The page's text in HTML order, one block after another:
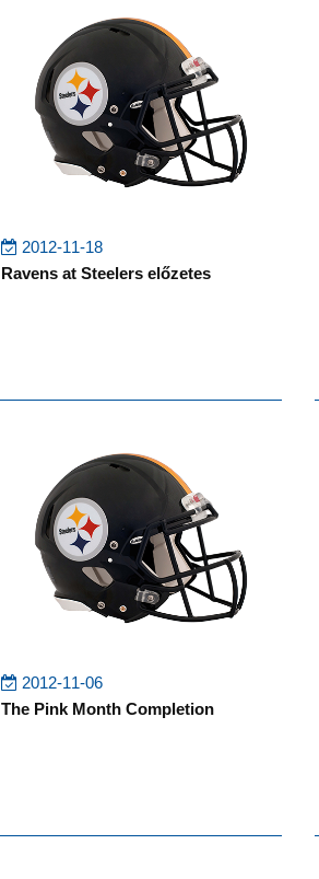
2012-11-18
Ravens at Steelers előzetes
2012-11-06
The Pink Month Completion